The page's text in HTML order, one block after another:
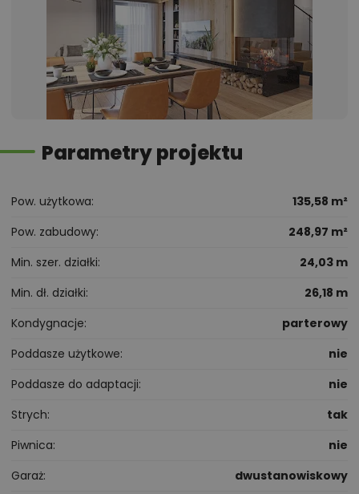
Parametry projektu
Pow. użytkowa
135,58 m²
Pow. zabudowy
248,97 m²
Min. szer. działki
24,03 m
Min. dł. działki
26,18 m
Kondygnacje
parterowy
Poddasze użytkowe
nie
Poddasze do adaptacji
nie
Strych
tak
Piwnica
nie
Garaż
dwustanowiskowy